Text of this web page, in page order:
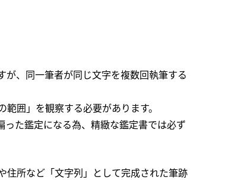
、同一筆者が同じ文字を複数回執筆する
囲」を観察する必要があります。
った鑑定になる為、精緻な鑑定書では必ず
住所など「文字列」として完成された筆跡